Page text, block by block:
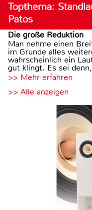
Topthema:
Patos
Die große Reduktion
Man nehme einen
im Grunde alles
wahrscheinlich ein
gut klingt. Es sei
>> Mehr erfahren
>> Alle anzeigen